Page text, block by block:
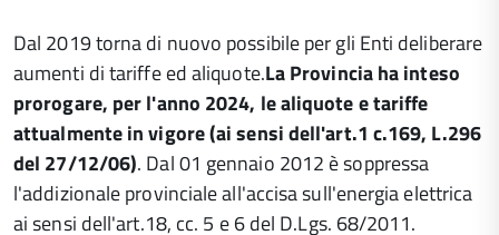
Dal 2019 torna di nuovo possibile per gli Enti deliberare
aumenti di tariffe ed aliquote.La Provincia ha inteso
prorogare, per l'anno 2024, le aliquote e tariffe
attualmente in vigore (ai sensi dell'art.1 c.169, L.296
del 27/12/06). Dal 01 gennaio 2012 è soppressa
l'addizionale provinciale all'accisa sull'energia elettrica
ai sensi dell'art.18, cc. 5 e 6 del D.Lgs. 68/2011.